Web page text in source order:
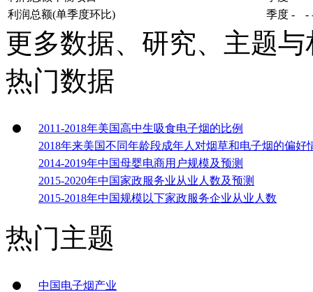
利润总额(单季度环比)
季度 - -
更多数据、研究、主题
热门数据
2011-2018年美国高中生吸食电子烟的比例
2018年来美国不同年龄段成年人对烟草和电子烟的偏好
2014-2019年中国母婴电商用户规模及预测
2015-2020年中国家政服务业从业人数及预测
2015-2018年中国规模以下家政服务企业从业人数
热门主题
中国电子烟产业